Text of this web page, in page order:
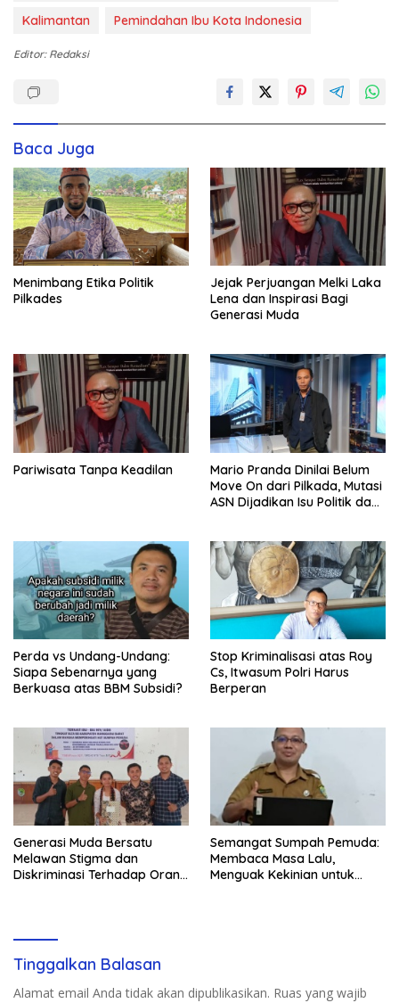
Kalimantan Pemindahan Ibu Kota Indonesia
Editor: Redaksi
Baca Juga
Menimbang Etika Politik
Pilkades
Jejak Perjuangan Melki Laka
Lena dan Inspirasi Bagi
Generasi Muda
Pariwisata Tanpa Keadilan
‎Mario Pranda Dinilai Belum
Move On dari Pilkada, Mutasi
ASN Dijadikan Isu Politik dan
Perda vs Undang-Undang:
Siapa Sebenarnya yang
Berkuasa atas BBM Subsidi?
Stop Kriminalisasi atas Roy
Cs, Itwasum Polri Harus
Berperan
Generasi Muda Bersatu
Melawan Stigma dan
Diskriminasi Terhadap Orang
Semangat Sumpah Pemuda:
Membaca Masa Lalu,
Menguak Kekinian untuk
Tinggalkan Balasan
Alamat email Anda tidak akan dipublikasikan. Ruas yang wajib